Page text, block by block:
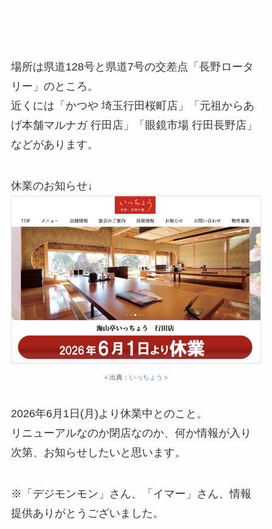
場所は県道128号と県道7号の交差点「長野ロータ
リー」のところ。
近くには「かつや 埼玉行田桜町店」「元祖からあ
げ本舗マルナガ 行田店」「眼鏡市場 行田長野店」
などがあります。
休業のお知らせ↓
＜出典： いっちょう ＞
2026年6月1日(月)より休業中とのこと。
リニューアルなのか閉店なのか、何か情報が入り
次第、お知らせしたいと思います。
※「デジモンモン」さん、「イマー」さん、情報
提供ありがとうございました。